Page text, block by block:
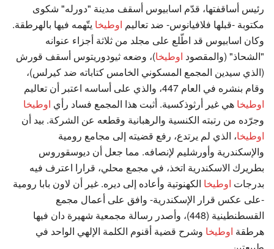
رئيس أساقفتها، قدّم اسابيوس أسقف مدينة "دورله" شكوى
مكتوبة -قبلها فلافيانوس- ضد تعاليم اوطيخا يتّهمه فيها بالهرطقة.
وكان اسابيوس قد اطّلع على مجلد من ثلاثة أجزاء عنوانه
"الشحاذ" (والمقصود اوطيخا)، وضعه ثيودوريتوس أسقف قورش
(الذي سيدين المجمع المسكوني الخامس كتاباته ضد كيرلس)،
وقام بنشره في العام 447، والذي على أساسه اعتبر أن تعاليم
اوطيخا هي غير أرثوذكسية. أثبت هذا المجمع فساد رأي اوطيخا
وجرّده من رتبته الكنسية والرهبانية وقطعه عن الشركة. بيد أن
اوطيخا، الذي لم يرتدع، رفع قضيته إلى مجامع رومية
والإسكندرية وأورشليم لإنصافه. مما جعل أن ديوسقوروس
بطريرك الاسكندرية اتخذ، في مجمع محلي، قرارا اعترف فيه
بدرجات اوطيخا الكهنوتية وأعاده إلى ديره. غير أن لاون بابا رومية
-على عكس قرار الإسكندرية- وافق على أعمال مجمع
القسطنطينية (448)، وأصدر رسالة مجمعية شهيرة دان فيها
هرطقة اوطيخا وشرح قضية أقنوم الكلمة الإلهي الواحد في